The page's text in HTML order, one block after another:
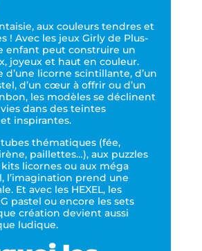
aux couleurs tendres et
! Avec les jeux Girly de Plus-
enfant peut construire un
joyeux et haut en couleur.
d’une licorne scintillante, d’un
d’un cœur à offrir ou d’un
les modèles se déclinent
dans des teintes
inspirantes.
tubes thématiques (fée,
paillettes…), aux puzzles
kits licornes ou aux méga
l’imagination prend une
Et avec les HEXEL, les
pastel ou encore les sets
création devient aussi
ludique.